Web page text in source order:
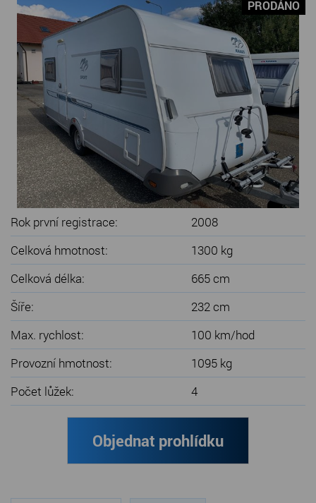
SERVIS KARAVANŮ
KONTAKT
PRODÁNO
Rok první registrace:
2008
Celková hmotnost:
1300 kg
Celková délka:
665 cm
Šíře:
232 cm
Max. rychlost:
100 km/hod
Provozní hmotnost:
1095 kg
Počet lůžek:
4
Objednat prohlídku